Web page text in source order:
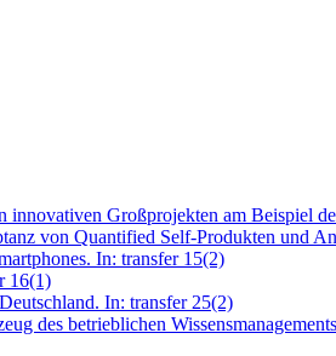
Großprojekten am Beispiel
von Quantified Self-Produkten und
In: transfer 15(2)
16(1)
In: transfer 25(2)
des betrieblichen